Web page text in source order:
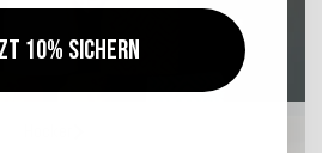
10% sichern